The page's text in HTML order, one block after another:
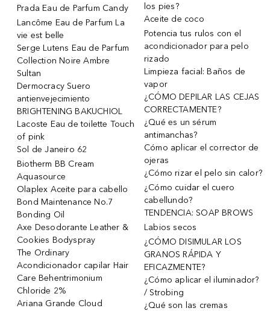
Prada Eau de Parfum Candy
Lancôme Eau de Parfum La
vie est belle
Serge Lutens Eau de Parfum
Collection Noire Ambre
Sultan
Dermocracy Suero
antienvejecimiento
BRIGHTENING BAKUCHIOL
Lacoste Eau de toilette Touch
of pink
Sol de Janeiro 62
Biotherm BB Cream
Aquasource
Olaplex Aceite para cabello
Bond Maintenance No.7
Bonding Oil
Axe Desodorante Leather &
Cookies Bodyspray
The Ordinary
Acondicionador capilar Hair
Care Behentrimonium
Chloride 2%
Ariana Grande Cloud
los pies?
Aceite de coco
Potencia tus rulos con el
acondicionador para pelo
rizado
Limpieza facial: Baños de
vapor
¿CÓMO DEPILAR LAS CEJAS
CORRECTAMENTE?
¿Qué es un sérum
antimanchas?
Cómo aplicar el corrector de
ojeras
¿Cómo rizar el pelo sin calor?
¿Cómo cuidar el cuero
cabellundo?
TENDENCIA: SOAP BROWS
Labios secos
¿CÓMO DISIMULAR LOS
GRANOS RÁPIDA Y
EFICAZMENTE?
¿Cómo aplicar el iluminador?
/ Strobing
¿Qué son las cremas